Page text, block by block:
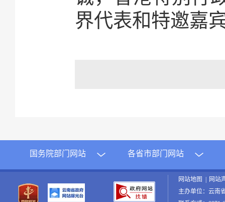
界代表和特邀嘉
国务院部门网站 各省市部门网站
网站地图 | 网站
主办单位：云南